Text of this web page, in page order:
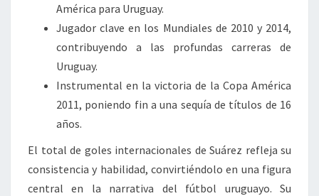
América para Uruguay.
Jugador clave en los Mundiales de 2010 y 2014,
contribuyendo a las profundas carreras de
Uruguay.
Instrumental en la victoria de la Copa América
2011, poniendo fin a una sequía de títulos de 16
años.
El total de goles internacionales de Suárez refleja su
consistencia y habilidad, convirtiéndolo en una figura
central en la narrativa del fútbol uruguayo. Su